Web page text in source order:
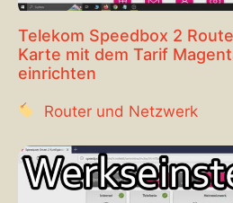
Telekom Speedbox 2
Karte mit dem Tarif
einrichten
Router und Netzwerk